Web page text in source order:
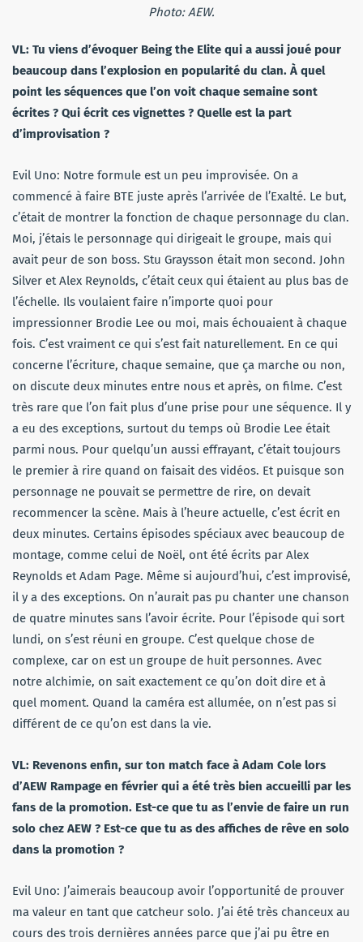
Photo: AEW.
VL: Tu viens d’évoquer Being the Elite qui a aussi joué pour
beaucoup dans l’explosion en popularité du clan. À quel
point les séquences que l’on voit chaque semaine sont
écrites ? Qui écrit ces vignettes ? Quelle est la part
d’improvisation ?
Evil Uno: Notre formule est un peu improvisée. On a
commencé à faire BTE juste après l’arrivée de l’Exalté. Le but,
c’était de montrer la fonction de chaque personnage du clan.
Moi, j’étais le personnage qui dirigeait le groupe, mais qui
avait peur de son boss. Stu Graysson était mon second. John
Silver et Alex Reynolds, c’était ceux qui étaient au plus bas de
l’échelle. Ils voulaient faire n’importe quoi pour
impressionner Brodie Lee ou moi, mais échouaient à chaque
fois. C’est vraiment ce qui s’est fait naturellement. En ce qui
concerne l’écriture, chaque semaine, que ça marche ou non,
on discute deux minutes entre nous et après, on filme. C’est
très rare que l’on fait plus d’une prise pour une séquence. Il y
a eu des exceptions, surtout du temps où Brodie Lee était
parmi nous. Pour quelqu’un aussi effrayant, c’était toujours
le premier à rire quand on faisait des vidéos. Et puisque son
personnage ne pouvait se permettre de rire, on devait
recommencer la scène. Mais à l’heure actuelle, c’est écrit en
deux minutes. Certains épisodes spéciaux avec beaucoup de
montage, comme celui de Noël, ont été écrits par Alex
Reynolds et Adam Page. Même si aujourd’hui, c’est improvisé,
il y a des exceptions. On n’aurait pas pu chanter une chanson
de quatre minutes sans l’avoir écrite. Pour l’épisode qui sort
lundi, on s’est réuni en groupe. C’est quelque chose de
complexe, car on est un groupe de huit personnes. Avec
notre alchimie, on sait exactement ce qu’on doit dire et à
quel moment. Quand la caméra est allumée, on n’est pas si
différent de ce qu’on est dans la vie.
VL: Revenons enfin, sur ton match face à Adam Cole lors
d’AEW Rampage en février qui a été très bien accueilli par les
fans de la promotion. Est-ce que tu as l’envie de faire un run
solo chez AEW ? Est-ce que tu as des affiches de rêve en solo
dans la promotion ?
Evil Uno: J’aimerais beaucoup avoir l’opportunité de prouver
ma valeur en tant que catcheur solo. J’ai été très chanceux au
cours des trois dernières années parce que j’ai pu être en